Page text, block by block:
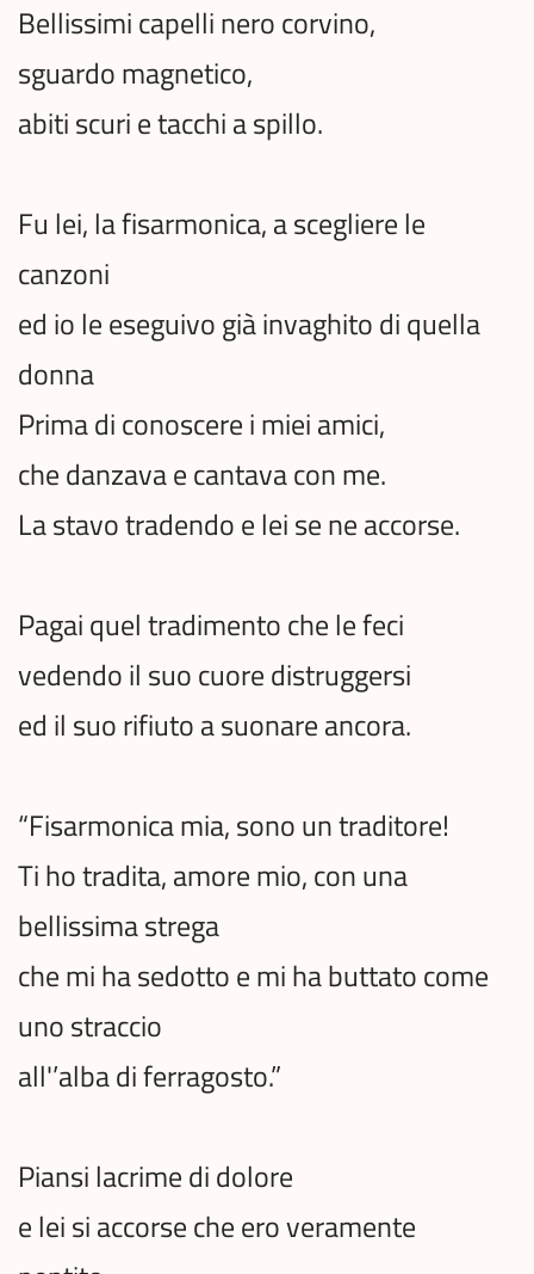
Bellissimi capelli nero corvino,
sguardo magnetico,
abiti scuri e tacchi a spillo.
Fu lei, la fisarmonica, a scegliere le
canzoni
ed io le eseguivo già invaghito di quella
donna
Prima di conoscere i miei amici,
che danzava e cantava con me.
La stavo tradendo e lei se ne accorse.
Pagai quel tradimento che le feci
vedendo il suo cuore distruggersi
ed il suo rifiuto a suonare ancora.
“Fisarmonica mia, sono un traditore!
Ti ho tradita, amore mio, con una
bellissima strega
che mi ha sedotto e mi ha buttato come
uno straccio
all'’alba di ferragosto.”
Piansi lacrime di dolore
e lei si accorse che ero veramente